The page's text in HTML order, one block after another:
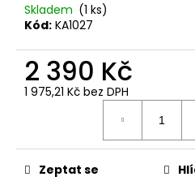
Skladem (1 ks)
Kód: KA1027
2 390 Kč
1 975,21 Kč bez DPH
Zeptat se
D
o
p
o
č
u